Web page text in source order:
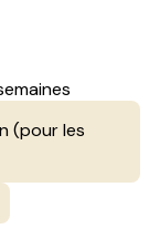
(pour les